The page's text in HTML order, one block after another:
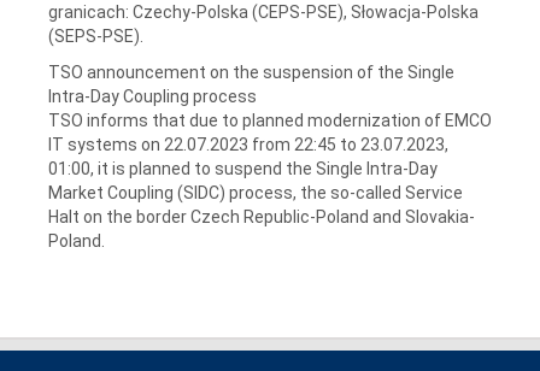
granicach: Czechy-Polska (CEPS-PSE), Słowacja-Polska
(SEPS-PSE).
TSO announcement on the suspension of the Single
Intra-Day Coupling process
TSO informs that due to planned modernization of EMCO
IT systems on 22.07.2023 from 22:45 to 23.07.2023,
01:00, it is planned to suspend the Single Intra-Day
Market Coupling (SIDC) process, the so-called Service
Halt on the border Czech Republic-Poland and Slovakia-
Poland.